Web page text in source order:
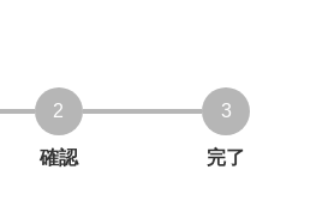
2
確認
3
完了